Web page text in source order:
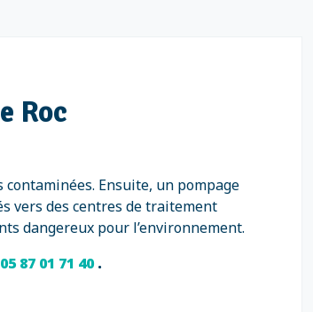
Roc
Ensuite, un pompage
vers des centres de traitement
dangereux pour l’environnement.
05 87 01 71 40.